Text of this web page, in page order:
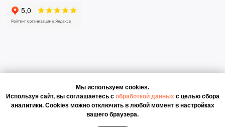
Мы используем cookies.
Используя сайт, вы соглашаетесь с обработкой данныхс целью сбора
аналитики. Cookies можно отключить в любой момент в настройках
вашего браузера.